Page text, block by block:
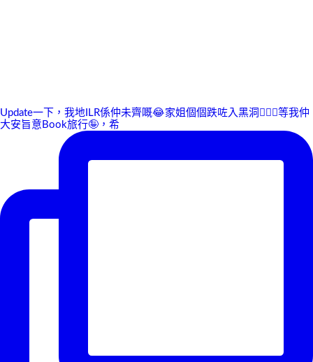
Update一下，我地ILR係仲未齊嘅😂家姐個個跌咗入黑洞🤷🏻‍♀️等我仲
大安旨意Book旅行🤪，希